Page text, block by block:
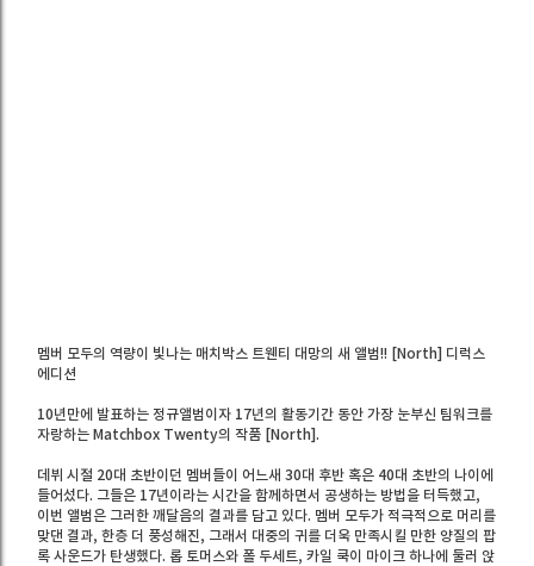
멤버 모두의 역량이 빛나는 매치박스 트웬티 대망의 새 앨범!! [North] 디럭스
에디션
10년만에 발표하는 정규앨범이자 17년의 활동기간 동안 가장 눈부신 팀워크를
자랑하는 Matchbox Twenty의 작품 [North].
데뷔 시절 20대 초반이던 멤버들이 어느새 30대 후반 혹은 40대 초반의 나이에
들어섰다. 그들은 17년이라는 시간을 함께하면서 공생하는 방법을 터득했고,
이번 앨범은 그러한 깨달음의 결과를 담고 있다. 멤버 모두가 적극적으로 머리를
맞댄 결과, 한층 더 풍성해진, 그래서 대중의 귀를 더욱 만족시킬 만한 양질의 팝
록 사운드가 탄생했다. 롭 토머스와 폴 두세트, 카일 쿡이 마이크 하나에 둘러 앉